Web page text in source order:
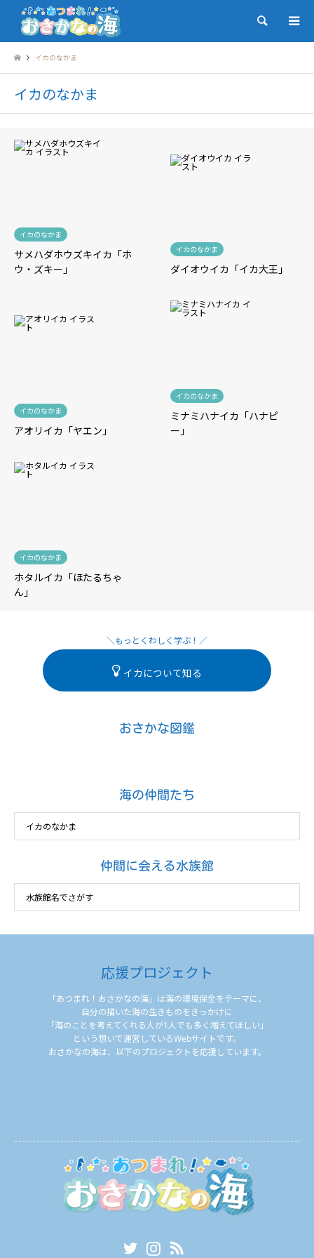
検索
イカのなかま
イカのなかま
イカのなかま
サメハダホウズキイカ「ホ
ウ・ズキー」
イカのなかま
ダイオウイカ「イカ大王」
イカのなかま
アオリイカ「ヤエン」
イカのなかま
ミナミハナイカ「ハナピ
ー」
イカのなかま
ホタルイカ「ほたるちゃ
ん」
イカについて知る
おさかな図鑑
海の仲間たち
仲間に会える水族館
応援プロジェクト
「あつまれ！おさかなの海」は海の環境保全をテーマに、
自分の描いた海の生きものをきっかけに
「海のことを考えてくれる人が1人でも多く増えてほしい」
という想いで運営しているWebサイトです。
おさかなの海は、以下のプロジェクトを応援しています。